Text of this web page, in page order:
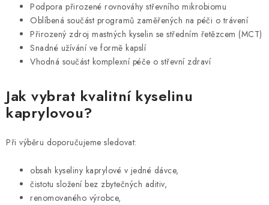
Podpora přirozené rovnováhy střevního mikrobiomu
Oblíbená součást programů zaměřených na péči o trávení
Přirozený zdroj mastných kyselin se středním řetězcem (MCT)
Snadné užívání ve formě kapslí
Vhodná součást komplexní péče o střevní zdraví
Jak vybrat kvalitní kyselinu
kaprylovou?
Při výběru doporučujeme sledovat:
obsah kyseliny kaprylové v jedné dávce,
čistotu složení bez zbytečných aditiv,
renomovaného výrobce,